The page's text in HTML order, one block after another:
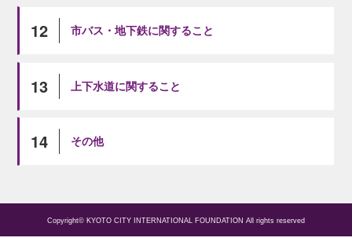
12 市バス・地下鉄に関すること
13 上下水道に関すること
14 その他
Copyright© KYOTO CITY INTERNATIONAL FOUNDATION All rights reserved